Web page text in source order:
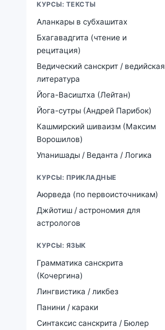
КУРСЫ: ТЕКСТЫ
Аланкары в субхашитах
Бхагавадгита (чтение и
рецитация)
Ведический санскрит / ведийская
литература
Йога-Васиштха (Лейтан)
Йога-сутры (Андрей Парибок)
Кашмирский шиваизм (Максим
Ворошилов)
Упанишады / Веданта / Логика
КУРСЫ: ПРИКЛАДНЫЕ
Аюрведа (по первоисточникам)
Джйотиш / астрономия для
астрологов
КУРСЫ: ЯЗЫК
Грамматика санскрита
(Кочергина)
Лингвистика / ликбез
Панини / караки
Синтаксис санскрита / Бюлер